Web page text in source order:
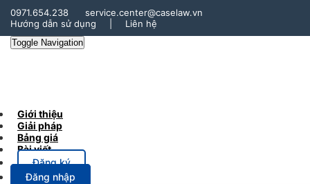
0971.654.238
service.center@caselaw.vn
Hướng dẫn sử dụng
Liên hệ
Toggle Navigation
Giới thiệu
Giải pháp
Bảng giá
Bài viết
Đăng ký
Đăng nhập